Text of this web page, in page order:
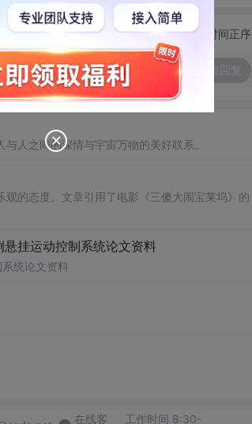
切换为时间正序
人之间的深情与宇宙万物的美好联系。
的态度。文章引用了电影《三傻大闹宝莱坞》的
挂运动控制系统论文资料
统论文资料
在线客 工作时间 8:30-